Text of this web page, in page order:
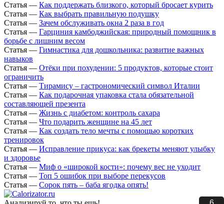
Статья — Как поддержать близкого, который бросает курить
Статья — Как выбрать правильную подушку
Статья — Зачем обслуживать окна 2 раза в год
Статья — Гарциния камбоджийская: природный помощник в
борьбе с лишним весом
Статья — Гимнастика для дошкольника: развитие важных
навыков
Статья — Отёки при похудении: 5 продуктов, которые стоит
ограничить
Статья — Тирамису – гастрономический символ Италии
Статья — Как подарочная упаковка стала обязательной
составляющей презента
Статья — Жизнь с диабетом: контроль сахара
Статья — Что подарить женщине на 45 лет
Статья — Как создать тело мечты с помощью коротких
тренировок
Статья — Исправление прикуса: как брекеты меняют улыбку
и здоровье
Статья — Миф о «широкой кости»: почему вес не уходит
Статья — Топ 5 ошибок при выборе перекусов
Статья — Сорок пять – баба ягодка опять!